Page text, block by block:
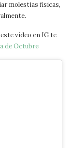
molestias fisicas,
este video en IG te
de Octubre